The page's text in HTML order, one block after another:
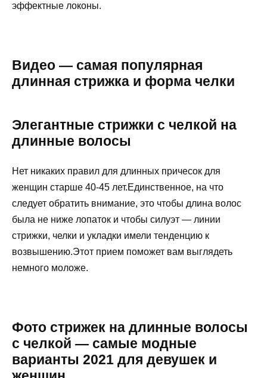
эффектные локоны.
Видео — самая популярная
длинная стрижка и форма челки
Элегантные стрижки с челкой на
длинные волосы
Нет никаких правил для длинных причесок для
женщин старше 40-45 лет.Единственное, на что
следует обратить внимание, это чтобы длина волос
была не ниже лопаток и чтобы силуэт — линии
стрижки, челки и укладки имели тенденцию к
возвышению.Этот прием поможет вам выглядеть
немного моложе.
Фото стрижек на длинные волосы
с челкой — самые модные
варианты 2021 для девушек и